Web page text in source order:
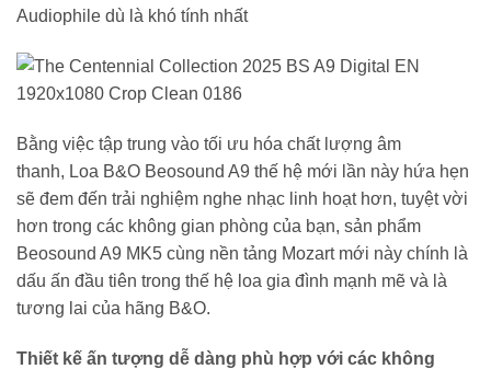
Audiophile dù là khó tính nhất
Bằng việc tập trung vào tối ưu hóa chất lượng âm
thanh, Loa B&O Beosound A9 thế hệ mới lần này hứa hẹn
sẽ đem đến trải nghiệm nghe nhạc linh hoạt hơn, tuyệt vời
hơn trong các không gian phòng của bạn, sản phẩm
Beosound A9 MK5 cùng nền tảng Mozart mới này chính là
dấu ấn đầu tiên trong thế hệ loa gia đình mạnh mẽ và là
tương lai của hãng B&O.
Thiết kế ấn tượng dễ dàng phù hợp với các không